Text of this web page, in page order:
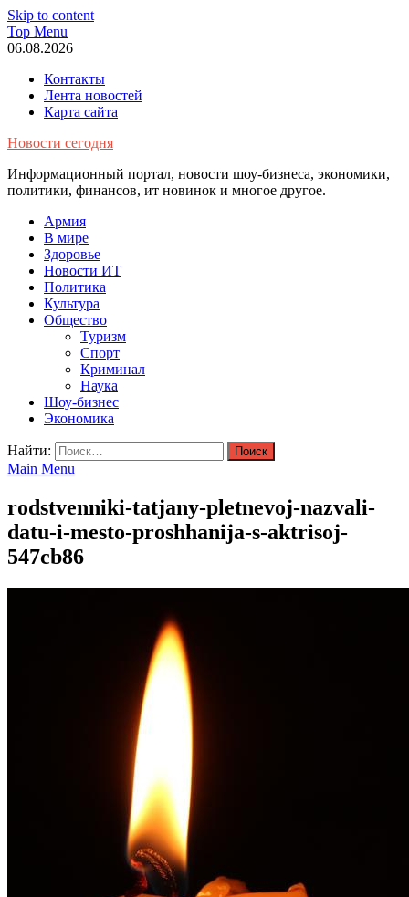
Skip to content
Top Menu
06.08.2026
Контакты
Лента новостей
Карта сайта
Новости сегодня
Информационный портал, новости шоу-бизнеса, экономики,
политики, финансов, ит новинок и многое другое.
Армия
В мире
Здоровье
Новости ИТ
Политика
Культура
Общество
Туризм
Спорт
Криминал
Наука
Шоу-бизнес
Экономика
Найти:
Main Menu
rodstvenniki-tatjany-pletnevoj-nazvali-
datu-i-mesto-proshhanija-s-aktrisoj-
547cb86